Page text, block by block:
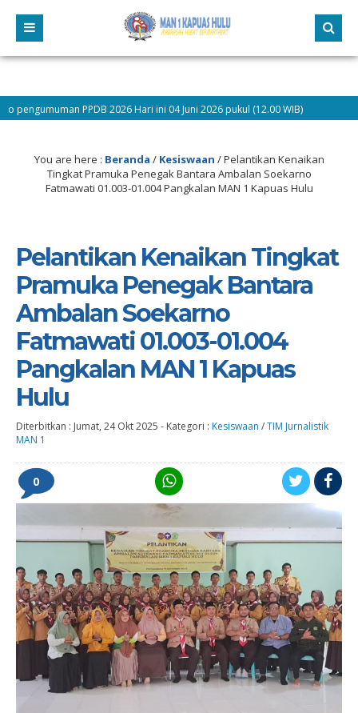
PPDB 2026 Hari ini 04 Juni 2026 pukul (12.00 WIB)
Pesserta Didik Baru dan Selamat Mengikuti Kegiatan Matsama
You are here : Beranda / Kesiswaan /Pelantikan Kenaikan
Tingkat Pramuka Penegak Bantara Ambalan Soekarno
Fatmawati 01.003-01.004 Pangkalan MAN 1 Kapuas Hulu
Pelantikan Kenaikan Tingkat
Pramuka Penegak Bantara
Ambalan Soekarno
Fatmawati 01.003-01.004
Pangkalan MAN 1 Kapuas
Hulu
Diterbitkan : Jumat, 24 Okt 2025 - Kategori : Kesiswaan /TIM Jurnalistik
MAN 1
0